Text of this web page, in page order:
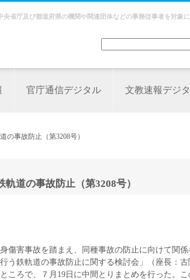
央省庁及び都道府県の機関や関連団体などの事務従事者を対象
官庁通信デジタル 文教速報デジ
事故防止（第3208号）
道の事故防止（第3208号）
傷害事故を踏まえ、同種事故の防止に向けて関
う鉄軌道の事故防止に関する検討会」（座長：
ころで、７月19日に中間とりまとめを行った。